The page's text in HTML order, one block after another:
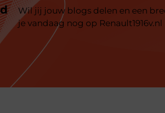
Wil jij jouw blogs delen en een
je vandaag nog op Renault1916v.nl